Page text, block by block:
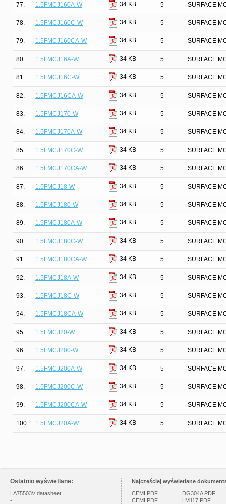
77. 1.5FMCJ160A-W 34 KB 5 SURFACE
78. 1.5FMCJ160C-W 34 KB 5 SURFACE
79. 1.5FMCJ160CA-W 34 KB 5 SURFACE
80. 1.5FMCJ16A-W 34 KB 5 SURFACE
81. 1.5FMCJ16C-W 34 KB 5 SURFACE
82. 1.5FMCJ16CA-W 34 KB 5 SURFACE
83. 1.5FMCJ170-W 34 KB 5 SURFACE
84. 1.5FMCJ170A-W 34 KB 5 SURFACE
85. 1.5FMCJ170C-W 34 KB 5 SURFACE
86. 1.5FMCJ170CA-W 34 KB 5 SURFACE
87. 1.5FMCJ18-W 34 KB 5 SURFACE
88. 1.5FMCJ180-W 34 KB 5 SURFACE
89. 1.5FMCJ180A-W 34 KB 5 SURFACE
90. 1.5FMCJ180C-W 34 KB 5 SURFACE
91. 1.5FMCJ180CA-W 34 KB 5 SURFACE
92. 1.5FMCJ18A-W 34 KB 5 SURFACE
93. 1.5FMCJ18C-W 34 KB 5 SURFACE
94. 1.5FMCJ18CA-W 34 KB 5 SURFACE
95. 1.5FMCJ20-W 34 KB 5 SURFACE
96. 1.5FMCJ200-W 34 KB 5 SURFACE
97. 1.5FMCJ200A-W 34 KB 5 SURFACE
98. 1.5FMCJ200C-W 34 KB 5 SURFACE
99. 1.5FMCJ200CA-W 34 KB 5 SURFACE
100. 1.5FMCJ20A-W 34 KB 5 SURFACE
Ostatnio wyświetlane:
LA75503V datasheet
-...
Najczęściej wyświetlane
CEMI PDF
CEMI PDF
DG304A PDF
LM117 PDF